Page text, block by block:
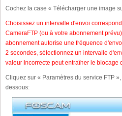
Cochez la case « Télécharger une image
Choisissez un intervalle d'envoi
CameraFTP (ou à votre abonnement
abonnement autorise une fréquence
2 secondes, sélectionnez un intervalle
valeur incorrecte peut entraîner le blocage
Cliquez sur « Paramètres du service FTP
dessous: